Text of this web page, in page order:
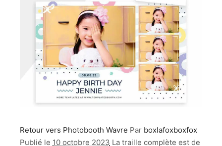
Retour vers Photobooth Wavre Par boxlafoxboxfox
Publié le 10 octobre 2023 La traille complète est de